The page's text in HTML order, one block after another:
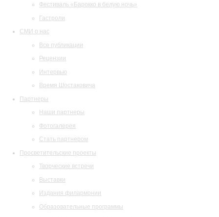
Фестиваль «Барокко в белую ночь»
Гастроли
СМИ о нас
Все публикации
Рецензии
Интервью
Время Шостаковича
Партнеры
Наши партнеры
Фотогалерея
Стать партнером
Просветительские проекты
Творческие встречи
Выставки
Издания филармонии
Образовательные программы